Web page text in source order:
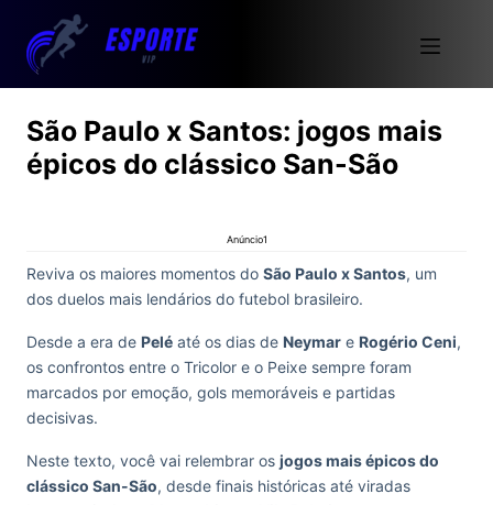
São Paulo x Santos: jogos mais
épicos do clássico San-São
Anúncio1
Reviva os maiores momentos do São Paulo x Santos, um
dos duelos mais lendários do futebol brasileiro.
Desde a era de Pelé até os dias de Neymar e Rogério Ceni,
os confrontos entre o Tricolor e o Peixe sempre foram
marcados por emoção, gols memoráveis e partidas
decisivas.
Neste texto, você vai relembrar os jogos mais épicos do
clássico San-São, desde finais históricas até viradas